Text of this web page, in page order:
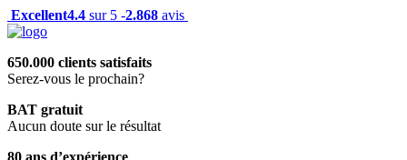
Excellent4.4 sur 5 -2.868 avis
650.000 clients satisfaits
Serez-vous le prochain?
BAT gratuit
Aucun doute sur le résultat
80 ans d’expérience